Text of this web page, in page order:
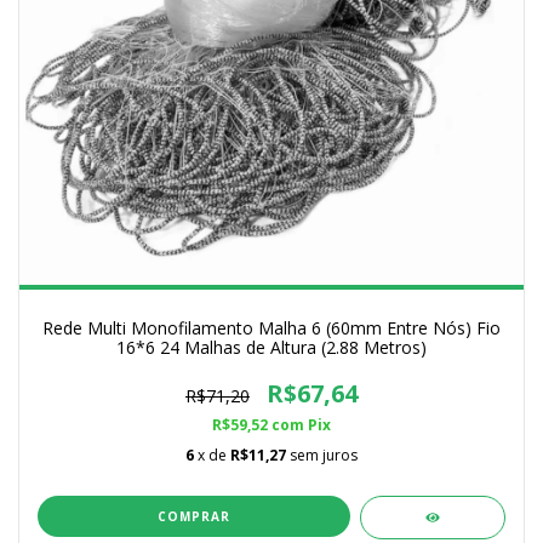
Rede Multi Monofilamento Malha 6 (60mm Entre Nós) Fio
16*6 24 Malhas de Altura (2.88 Metros)
R$71,20 R$67,64
R$59,52 com Pix
6x de R$11,27 sem juros
COMPRAR